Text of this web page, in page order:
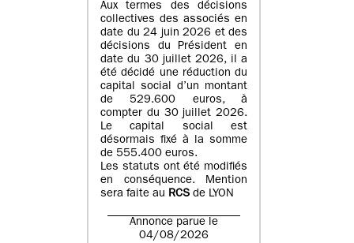
Aux termes des décisions
collectives des associés en
date du 24 juin 2026 et des
décisions du Président en
date du 30 juillet 2026, il a
été décidé une réduction du
capital social d’un montant
de 529.600 euros, à
compter du 30 juillet 2026.
Le capital social est
désormais fixé à la somme
de 555.400 euros.
Les statuts ont été modifiés
en conséquence. Mention
sera faite au RCS de LYON
Annonce parue le
04/08/2026